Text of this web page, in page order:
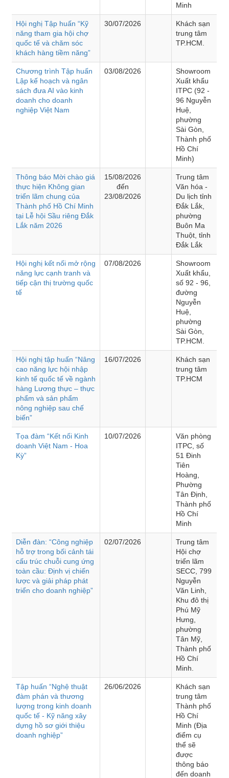
Minh
Hội nghị Tập huấn “Kỹ
năng tham gia hội chợ
quốc tế và chăm sóc
khách hàng tiềm năng”
30/07/2026
Khách sạn
trung tâm
TP.HCM.
Chương trình Tập huấn
Lập kế hoạch và ngân
sách đưa AI vào kinh
doanh cho doanh
nghiệp Việt Nam
03/08/2026
Showroom
Xuất khẩu
ITPC (92 -
96 Nguyễn
Huệ,
phường
Sài Gòn,
Thành phố
Hồ Chí
Minh)
Thông báo Mời chào giá
thực hiện Không gian
triển lãm chung của
Thành phố Hồ Chí Minh
tại Lễ hội Sầu riêng Đắk
Lắk năm 2026
15/08/2026
đến
23/08/2026
Trung tâm
Văn hóa -
Du lịch tỉnh
Đắk Lắk,
phường
Buôn Ma
Thuột, tỉnh
Đắk Lắk
Hội nghị kết nối mở rộng
năng lực cạnh tranh và
tiếp cận thị trường quốc
tế
07/08/2026
Showroom
Xuất khẩu,
số 92 - 96,
đường
Nguyễn
Huệ,
phường
Sài Gòn,
TP.HCM.
Hội nghị tập huấn “Nâng
cao năng lực hội nhập
kinh tế quốc tế về ngành
hàng Lương thực – thực
phẩm và sản phẩm
nông nghiệp sau chế
biến”
16/07/2026
Khách sạn
trung tâm
TP.HCM
Tọa đàm “Kết nối Kinh
doanh Việt Nam - Hoa
Kỳ”
10/07/2026
Văn phòng
ITPC, số
51 Đinh
Tiên
Hoàng,
Phường
Tân Định,
Thành phố
Hồ Chí
Minh
Diễn đàn: “Công nghiệp
hỗ trợ trong bối cảnh tái
cấu trúc chuỗi cung ứng
toàn cầu: Định vị chiến
lược và giải pháp phát
triển cho doanh nghiệp”
02/07/2026
Trung tâm
Hội chợ
triển lãm
SECC, 799
Nguyễn
Văn Linh,
Khu đô thị
Phú Mỹ
Hưng,
phường
Tân Mỹ,
Thành phố
Hồ Chí
Minh.
Tập huấn “Nghệ thuật
đàm phán và thương
lượng trong kinh doanh
quốc tế - Kỹ năng xây
dựng hồ sơ giới thiệu
doanh nghiệp”
26/06/2026
Khách sạn
trung tâm
Thành phố
Hồ Chí
Minh (Địa
điểm cụ
thể sẽ
được
thông báo
đến doanh